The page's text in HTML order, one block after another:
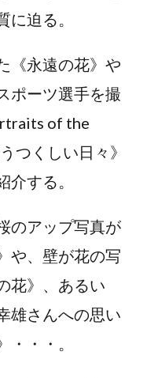
迫る。
《永遠の花》や
ポーツ選手を撮
of the
つくしい日々》
する。
のアップ写真が
や、壁が花の写
花》、あるい
雄さんへの思い
・・。